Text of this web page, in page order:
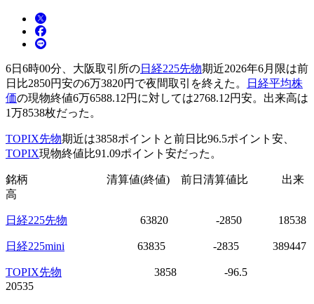
6日6時00分、大阪取引所の日経225先物期近2026年6月限は前
日比2850円安の6万3820円で夜間取引を終えた。
日経平均株
価の現物終値6万6588.12円に対しては2768.12円安。出来高は
1万8538枚だった。
TOPIX先物期近は3858ポイントと前日比96.5ポイント安、
TOPIX現物終値比91.09ポイント安だった。
銘柄 清算値(終値) 前日清算値比 出来
高
日経225先物 63820 -2850 18538
日経225mini 63835 -2835 389447
TOPIX先物 3858 -96.5
20535